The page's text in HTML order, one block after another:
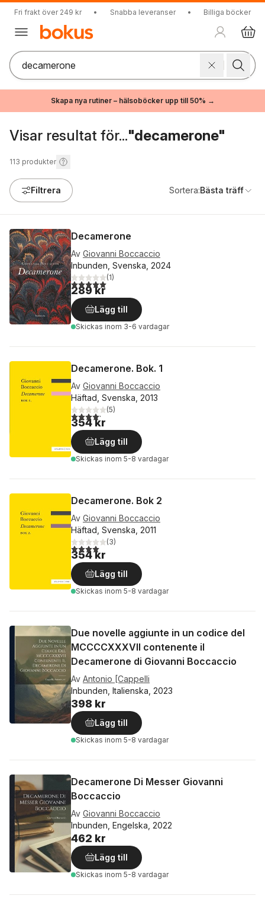
Fri frakt över 249 kr • Snabba leveranser • Billiga böcker
Skapa nya rutiner – hälsoböcker upp till 50% →
Visar resultat för..."decamerone"
113 produkter
Filtrera Sortera:Bästa träff
Decamerone
Av Giovanni Boccaccio
Inbunden, Svenska, 2024
5,0utav 5 stjärnor. Totalt antal röster:
(1)
289 kr
Lägg till
Skickas inom 3-6 vardagar
Decamerone. Bok. 1
Av Giovanni Boccaccio
Häftad, Svenska, 2013
4,2utav 5 stjärnor. Totalt antal röster:
(5)
354 kr
Lägg till
Skickas inom 5-8 vardagar
Decamerone. Bok 2
Av Giovanni Boccaccio
Häftad, Svenska, 2011
4,0utav 5 stjärnor. Totalt antal röster:
(3)
354 kr
Lägg till
Skickas inom 5-8 vardagar
Due novelle aggiunte in un codice del
MCCCCXXXVII contenente il
Decamerone di Giovanni Boccaccio
Av Antonio [Cappelli
Inbunden, Italienska, 2023
398 kr
Lägg till
Skickas inom 5-8 vardagar
Decamerone Di Messer Giovanni
Boccaccio
Av Giovanni Boccaccio
Inbunden, Engelska, 2022
462 kr
Lägg till
Skickas inom 5-8 vardagar